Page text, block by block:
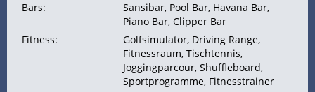
Bars:
Sansibar, Pool Bar, Havana Bar,
Piano Bar, Clipper Bar
Fitness:
Golfsimulator, Driving Range,
Fitnessraum, Tischtennis,
Joggingparcour, Shuffleboard,
Sportprogramme, Fitnesstrainer